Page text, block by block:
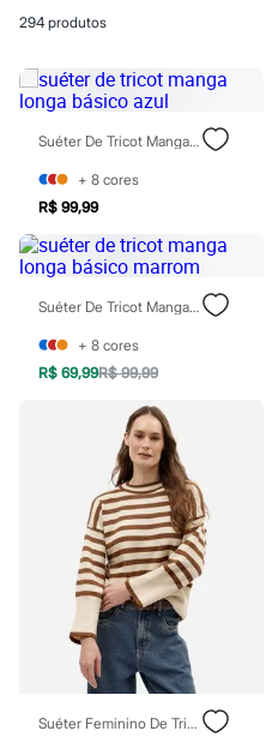
Casacos e Jaquetas
Macacões
Saias
Shorts e Bermudas
Vestidos
Bolsas
Bonés e Chapéus
Cintos
Óculos
Calçados
Botas
Chinelos
Rasteirinhas
Clock House
Mindset
Sawary
Yessica
Moda esportiva
Acessórios
Blusas
Calçados
Leggings
Shorts e Bermudas
Tops
294 produtos
Suéter De Tricot Manga Longa Básico Azul
+ 8 cores
R$ 99,99
Suéter De Tricot Manga Longa Básico Marrom
+ 8 cores
R$ 69,99R$ 99,99
Suéter Feminino De Tricô Listrado Com Manga Ampla Marrom